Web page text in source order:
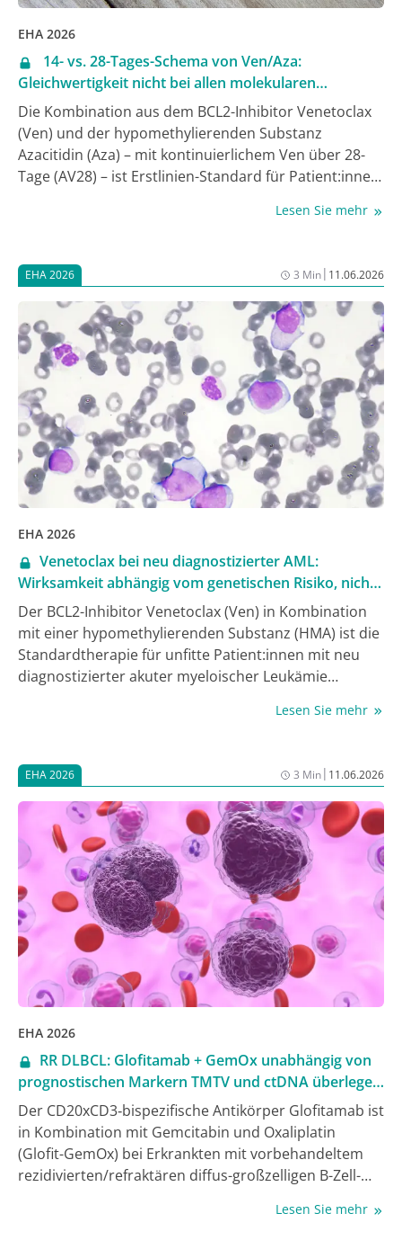
EHA 2026
14- vs. 28-Tages-Schema von Ven/Aza:
Gleichwertigkeit nicht bei allen molekularen
Subgruppen
Die Kombination aus dem BCL2-Inhibitor Venetoclax
(Ven) und der hypomethylierenden Substanz
Azacitidin (Aza) – mit kontinuierlichem Ven über 28-
Tage (AV28) – ist Erstlinien-Standard für Patient:innen
intensive Chemotherapie nicht geeignet sind. Im
verkürzter Dauer verabreicht, ohne dass dafür
belastbare Evidenz vorliegt. In der randomisierten
Phase-II-Studie OPTI-AML wurde das Standardschema
erstmals direkt mit einer verkürzten Ven-Applikation
über 14 Tage (AV14) verglichen. Wie beim
Jahreskongress der European Hematology
Association (EHA) 2026 zu hören war, war das
verkürzte Schema dem Standard im Hinblick auf die
nach 2 Zyklen erreichte Rate an kompletten
Remissionen (CR) nicht gleichwertig, zumindest nicht
bei bestimmten molekularen Subgruppen [1].
Lesen Sie mehr
EHA 2026 3 Min| 11.06.2026
EHA 2026
Venetoclax bei neu diagnostizierter AML:
Wirksamkeit abhängig vom genetischen Risiko, nicht
von der Therapiedauer
Der BCL2-Inhibitor Venetoclax (Ven) in Kombination
mit einer hypomethylierenden Substanz (HMA) ist die
Standardtherapie für unfitte Patient:innen mit neu
diagnostizierter akuter myeloischer Leukämie
pro Zyklus gegeben [1]. Um sich der bestmöglichen
AML-Erkrankten hinweg anzunähern, führten
Forschende der Mayo Clinic, Rochester, MN, USA, eine
retrospektive Untersuchung zu Überlebens-
Outcomes unter üblicher und verkürzter Ven-Dauer
durch. Die Daten wurden beim Jahreskongress der
European Hematology Association (EHA) als Poster
vorgestellt [2].
Lesen Sie mehr
EHA 2026 3 Min| 11.06.2026
EHA 2026
RR DLBCL: Glofitamab + GemOx unabhängig von
prognostischen Markern TMTV und ctDNA überlegen
wirksam
Der CD20xCD3‑bispezifische Antikörper Glofitamab ist
in Kombination mit Gemcitabin und Oxaliplatin
(Glofit-GemOx) bei Erkrankten mit vorbehandeltem
rezidivierten/refraktären diffus-großzelligen B-Zell-
autologe Stammzelltransplantation (ASZT) infrage
Lesen Sie mehr